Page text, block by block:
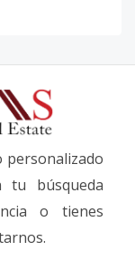
tu búsqueda
o tienes